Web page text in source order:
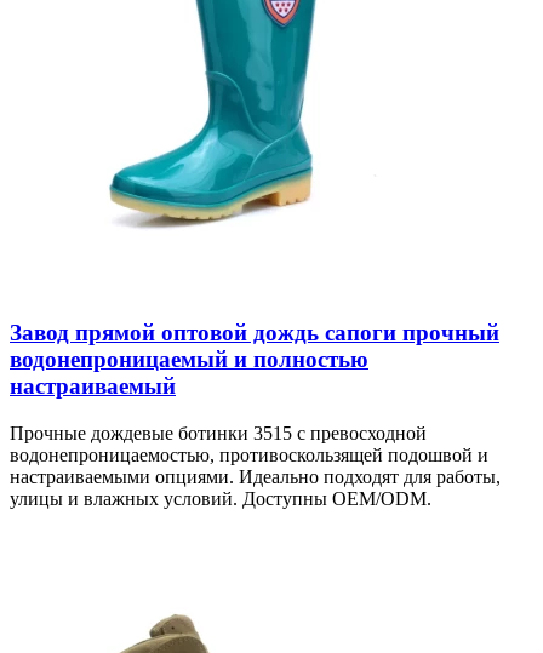
Завод прямой оптовой дождь сапоги прочный
водонепроницаемый и полностью
настраиваемый
Прочные дождевые ботинки 3515 с превосходной
водонепроницаемостью, противоскользящей подошвой и
настраиваемыми опциями. Идеально подходят для работы,
улицы и влажных условий. Доступны OEM/ODM.